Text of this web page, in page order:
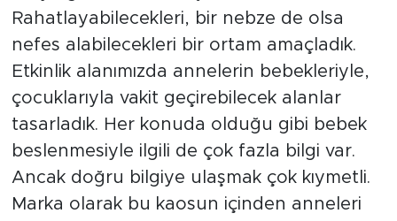
Rahatlayabilecekleri, bir nebze de olsa
nefes alabilecekleri bir ortam amaçladık.
Etkinlik alanımızda annelerin bebekleriyle,
çocuklarıyla vakit geçirebilecek alanlar
tasarladık. Her konuda olduğu gibi bebek
beslenmesiyle ilgili de çok fazla bilgi var.
Ancak doğru bilgiye ulaşmak çok kıymetli.
Marka olarak bu kaosun içinden anneleri